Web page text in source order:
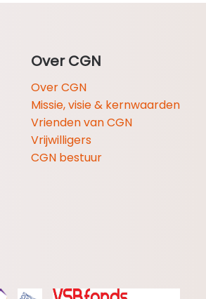
Over CGN
Over CGN
Missie, visie & kernwaarden
Vrienden van CGN
Vrijwilligers
CGN bestuur